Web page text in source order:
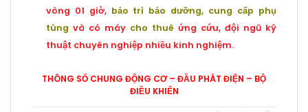
vòng 01 giờ, bảo trì bảo dưỡng, cung cấp phụ
tùng và có máy cho thuê ứng cứu, đội ngũ kỹ
thuật chuyên nghiệp nhiều kinh nghiệm.
THÔNG SỐ CHUNG ĐỘNG CƠ – ĐẦU PHÁT ĐIỆN – BỘ
ĐIỀU KHIỂN